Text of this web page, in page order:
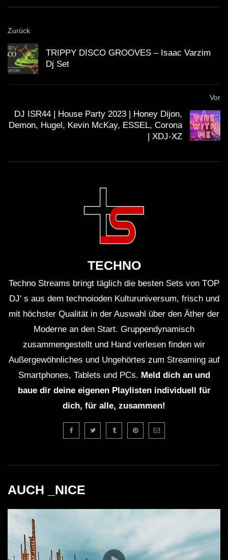
Zurück
TRIPPY DISCO GROOVES – Isaac Varzim
Dj Set
Vor
DJ ISR44 | House Party 2023 | Honey Dijon,
Demon, Hugel, Kevin McKay, ESSEL, Corona
| XDJ-XZ
TECHNO
Techno Streams bringt täglich die besten Sets von TOP
DJ' s aus dem technoioden Kulturuniversum, frisch und
mit höchster Qualität in der Auswahl über den Äther der
Moderne an den Start. Gruppendynamisch
zusammengestellt und Hand verlesen finden wir
Außergewöhnliches und Ungehörtes zum Streaming auf
Smartphones, Tablets und PCs. Meld dich an und
baue dir deine eigenen Playlisten individuell für
dich, für alle, zusammen!
AUCH _NICE